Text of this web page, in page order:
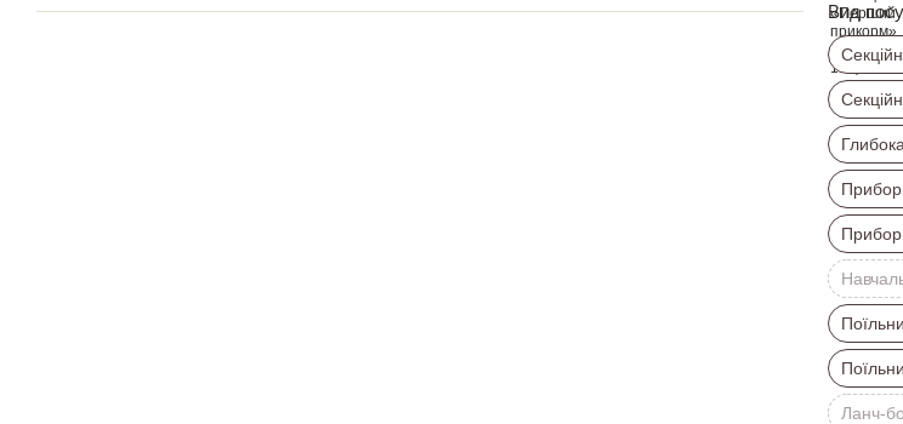
Вид
Ланч-